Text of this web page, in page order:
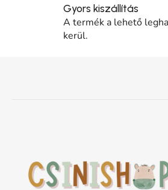
Gyors kiszállítás
A termék a lehető
kerül.